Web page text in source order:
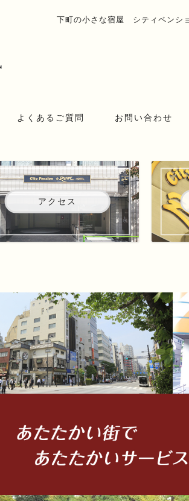
下町の小さな宿屋 シティペン
よくあるご質問 お問い合わせ
アクセス